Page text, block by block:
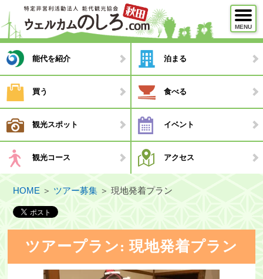
MENU
メニュー
泊まる
買う
食べる
観光スポット
・モデルコース
・観光ガイド
能代を紹介 泊まる
買う 食べる
観光スポット イベント
観光コース アクセス
HOME ＞ ツアー募集 ＞現地発着プラン
ツアープラン: 現地発着プラン